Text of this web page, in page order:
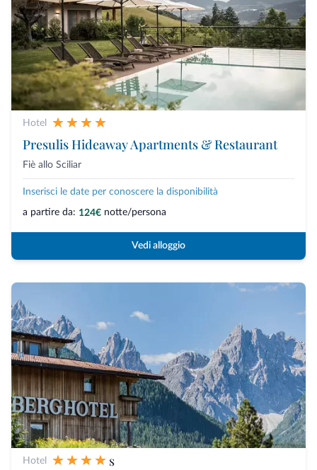
Hotel
Presulis Hideaway Apartments & Restaurant
Fiè allo Sciliar
Inserisci le date per conoscere la disponibilità
a partire da: 124€ notte/persona
Vedi alloggio
Hotel
s